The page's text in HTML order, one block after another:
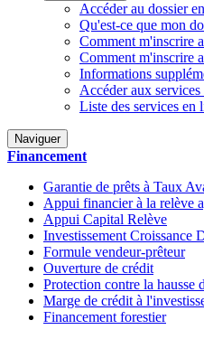
Accéder au dossier
Qu'est-ce que mon
Comment m'inscrire
Comment m'inscrire
Informations
Accéder aux
Liste des services en
Naviguer
Financement
Garantie de prêts à Taux
Appui financier à la relève
Appui Capital Relève
Investissement Croissance
Formule vendeur-prêteur
Ouverture de crédit
Protection contre la hausse
Marge de crédit à
Financement forestier